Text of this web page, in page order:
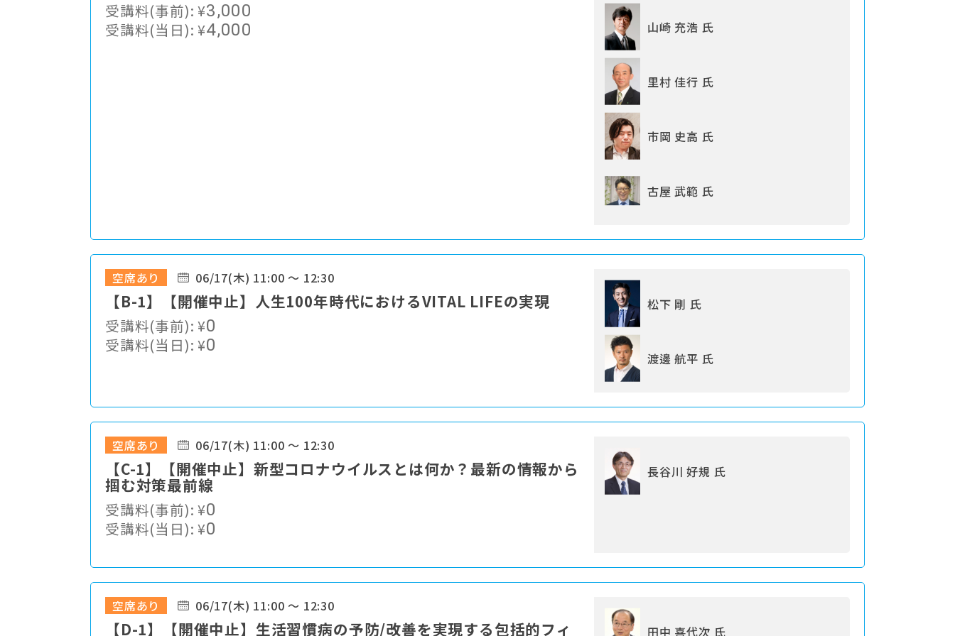
受講料(事前):¥3,000
受講料(当日):¥4,000 山崎 充浩 氏
里村 佳行 氏
市岡 史高 氏
古屋 武範 氏
空席あり 06/17(木) 11:00 ～ 12:30
【B-1】【開催中止】人生100年時代におけるVITAL LIFEの実現
受講料(事前):¥0
受講料(当日):¥0
松下 剛 氏
渡邊 航平 氏
空席あり 06/17(木) 11:00 ～ 12:30
【C-1】【開催中止】新型コロナウイルスとは何か？最新の情報から
掴む対策最前線
受講料(事前):¥0
受講料(当日):¥0
長谷川 好規 氏
空席あり 06/17(木) 11:00 ～ 12:30
【D-1】【開催中止】生活習慣病の予防/改善を実現する包括的フィ 田中 喜代次 氏